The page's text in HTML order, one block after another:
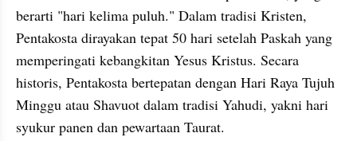
berarti "hari kelima puluh." Dalam tradisi Kristen,
Pentakosta dirayakan tepat 50 hari setelah Paskah yang
memperingati kebangkitan Yesus Kristus. Secara
historis, Pentakosta bertepatan dengan Hari Raya Tujuh
Minggu atau Shavuot dalam tradisi Yahudi, yakni hari
syukur panen dan pewartaan Taurat.